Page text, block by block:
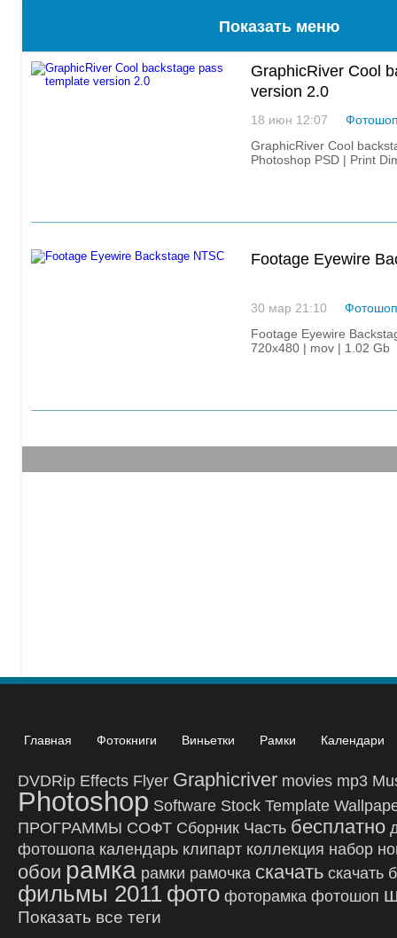
Показать меню
GraphicRiver Cool
version 2.0
18 июн 12:07
GraphicRiver Cool
Photoshop PSD | Print
Footage Eyewire
30 мар 21:10
Фотошоп
Footage Eyewire
720x480 | mov | 1.02 Gb
Главная Фотокниги Виньетки Рамки Календари
DVDRip Effects Flyer Graphicriver movies mp3
Photoshop Software Stock Template
ПРОГРАММЫ СОФТ Сборник Часть бесплатно
фотошопа календарь клипарт коллекция набор
обои рамка рамки рамочка скачать скачать
фильмы 2011 фото фоторамка фотошоп
Показать все теги